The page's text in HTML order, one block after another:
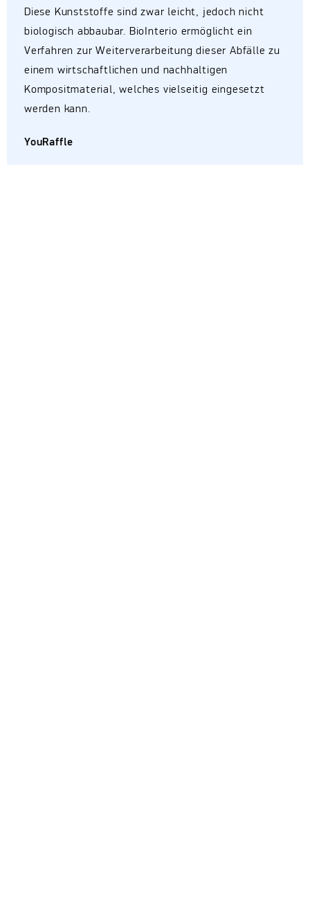
Diese Kunststoffe sind zwar leicht, jedoch nicht
biologisch abbaubar. BioInterio ermöglicht ein
Verfahren zur Weiterverarbeitung dieser Abfälle zu
einem wirtschaftlichen und nachhaltigen
Kompositmaterial, welches vielseitig eingesetzt
werden kann.
YouRaffle